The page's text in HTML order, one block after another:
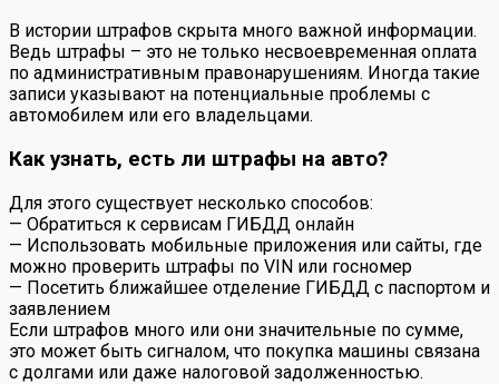
В истории штрафов скрыта много важной информации.
Ведь штрафы – это не только несвоевременная оплата
по административным правонарушениям. Иногда такие
записи указывают на потенциальные проблемы с
автомобилем или его владельцами.
Как узнать, есть ли штрафы на авто?
Для этого существует несколько способов:
— Обратиться к сервисам ГИБДД онлайн
— Использовать мобильные приложения или сайты, где
можно проверить штрафы по VIN или госномер
— Посетить ближайшее отделение ГИБДД с паспортом и
заявлением
Если штрафов много или они значительные по сумме,
это может быть сигналом, что покупка машины связана
с долгами или даже налоговой задолженностью.